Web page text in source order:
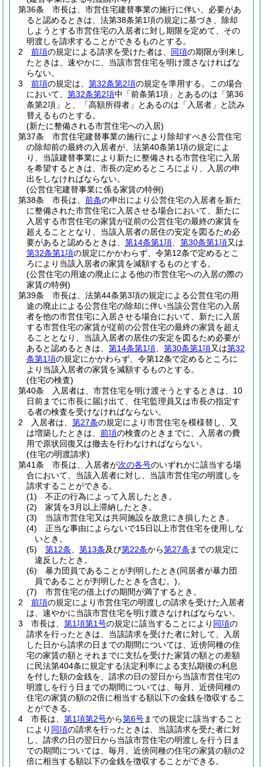
第36条
市長は、市営住宅建替事業の施行に伴い、必要があ
ると認めるときは、法第38条第1項の規定に基づき、除却
しようとする市営住宅の入居者に対し期限を定めて、その
明渡しを請求することができるものとする。
2
前項の規定による請求を受けた者は、 同項の期限が到来し
たときは、速やかに、当該市営住宅を明け渡さなければな
らない。
3
前項の規定は、 第32条第2項の規定を準用する。
この場合
において、 第32条第2項中「前条第1項」とあるのは「第36
条第2項」と、「高額所得者」とあるのは「入居者」と読み
替えるものとする。
(新たに整備される市営住宅への入居)
第37条
市営住宅建替事業の施行により除却すべき公営住宅
の除却前の最終の入居者が、法第40条第1項の規定によ
り、当該建替事業により新たに整備される市営住宅に入居
を希望するときは、市長の定めるところにより、入居の申
出をしなければならない。
(公営住宅建替事業に係る家賃の特例)
第38条
市長は、 前条の申出により公営住宅の入居者を新た
に整備された市営住宅に入居させる場合において、新たに
入居する市営住宅の家賃が従前の公営住宅の最終の家賃を
超えることとなり、当該入居者の居住の安定を図るため必
要があると認めるときは、 第14条第1項 第30条第1項又は
第32条第1項の規定にかかわらず、令第12条で定めるとこ
ろにより当該入居者の家賃を減額するものとする。
(公営住宅の用途の廃止による他の市営住宅への入居の際の
家賃の特例)
第39条
市長は、法第44条第3項の規定による公営住宅の用
途の廃止による公営住宅の除却に伴い当該公営住宅の入居
者を他の市営住宅に入居させる場合において、新たに入居
する市営住宅の家賃が従前の公営住宅の最終の家賃を超え
ることとなり、当該入居者の居住の安定を図るため必要が
あると認めるときは、 第14条第1項 第30条第1項又は第32
条第1項の規定にかかわらず、令第12条で定めるところに
より当該入居者の家賃を減額するものとする。
(住宅の検査)
第40条
入居者は、市営住宅を明け渡そうとするときは、10
日前までに市長に届け出て、住宅監理員又は市長の指定す
る者の検査を受けなければならない。
2
入居者は、 第27条の規定により市営住宅を模様替し、又
は増築したときは、 前項の検査のときまでに、入居者の費
用で原状回復又は撤去を行わなければならない。
(住宅の明渡請求)
第41条
市長は、入居者が次の各号のいずれかに該当する場
合において、当該入居者に対し、当該市営住宅の明渡しを
請求することができる。
(1)
不正の行為によって入居したとき。
(2)
家賃を3月以上滞納したとき。
(3)
当該市営住宅又は共同施設を故意にき損したとき。
(4)
正当な事由によらないで15日以上市営住宅を使用しな
いとき。
(5)
第12条 第13条及び第22条から第27条 までの規定に
違反したとき。
(6)
暴力団員であることが判明したとき(同居者が暴力団
員であることが判明したときを含む。)。
(7)
市営住宅の借上げの期間が満了するとき。
2
前項の規定により市営住宅の明渡しの請求を受けた入居者
は、速やかに当該市営住宅を明け渡さなければならない。
3
市長は、 第1項第1号の規定に該当することにより 同項の
請求を行ったときは、当該請求を受けた者に対して、入居
した日から請求の日までの期間については、近傍同種の住
宅の家賃の額とそれまでに支払を受けた家賃の額との差額
に民法第404条に規定する法定利率による支払期後の利息
を付した額の金銭を、請求の日の翌日から当該市営住宅の
明渡しを行う日までの期間については、毎月、近傍同種の
住宅の家賃の額の2倍に相当する額以下の金銭を徴収するこ
とができる。
4
市長は、 第1項第2号から第6号までの規定に該当すること
により 同項の請求を行ったときは、当該請求を受た者に対
し、請求の日の翌日から当該市営住宅の明渡しを行う日ま
での期間については、毎月、近傍同種の住宅の家賃の額の2
倍に相当する額以下の金銭を徴収することができる。